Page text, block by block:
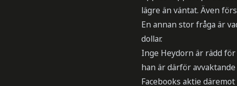
lägre än väntat. Även
En annan stor fråga är
dollar.
Inge Heydorn är rädd
han är därför
Facebooks aktie